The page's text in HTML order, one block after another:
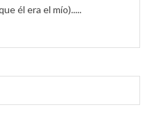
él era el mío).....